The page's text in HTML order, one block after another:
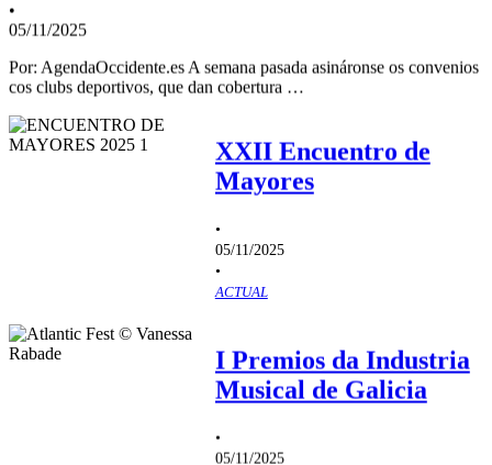
•
05/11/2025
Por: AgendaOccidente.es A semana pasada asináronse os convenios
cos clubs deportivos, que dan cobertura …
XXII Encuentro de
Mayores
•
05/11/2025
•
ACTUAL
I Premios da Industria
Musical de Galicia
•
05/11/2025